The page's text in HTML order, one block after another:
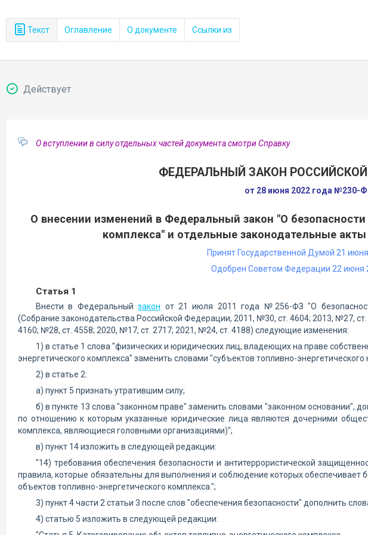
Текст Оглавление О документе Ссылки из
Действует
О вступлении в силу отдельных частей документа смотри Справку
ФЕДЕРАЛЬНЫЙ ЗАКОН
от 28 июня 2022 года №230-
О внесении изменений в Федеральный закон "О
комплекса" и отдельные законодательные
Принят Государственной Думой 21
Одобрен Советом Федерации 22 июня
Статья 1
Внести в Федеральныйзакон от 21 июля 2011 года №256-ФЗ "О
(Собрание законодательства Российской Федерации, 2011, №30, ст. 4604; 2013, №27,
4160; №28, ст. 4558; 2020, №17, ст. 2717; 2021, №24, ст. 4188) следующие изменения:
1) в статье 1 слова "физических и юридических лиц, владеющих на праве
энергетического комплекса" заменить словами "субъектов топливно-энергетического
2) в статье 2:
а) пункт 5 признать утратившим силу;
б) в пункте 13 слова "законном праве" заменить словами "законном основании",
по отношению к которым указанные юридические лица являются дочерними
комплекса, являющиеся головными организациями)";
в) пункт 14 изложить в следующей редакции:
"14) требования обеспечения безопасности и антитеррористической
правила, которые обязательны для выполнения и соблюдение которых обеспечивает
объектов топливно-энергетического комплекса.";
3) пункт 4 части 2 статьи 3 после слов "обеспечения безопасности" дополнить
4) статью 5 изложить в следующей редакции: